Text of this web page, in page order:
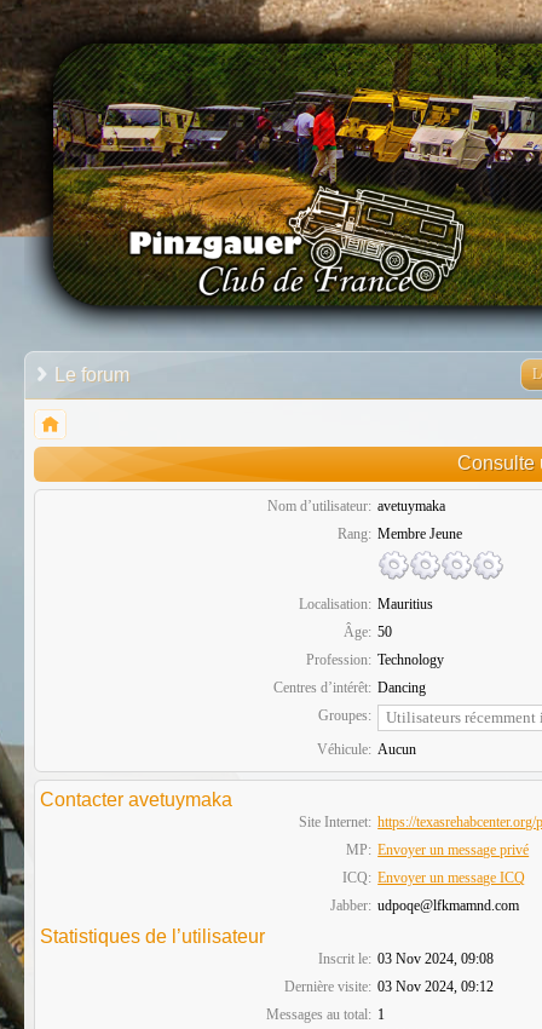
Le forum
Consulte
Nom d’utilisateur: avetuymaka
Rang: Membre Jeune
Localisation: Mauritius
Âge: 50
Profession: Technology
Centres d’intérêt: Dancing
Groupes:
Véhicule: Aucun
Contacter avetuymaka
Site Internet: https://
MP: Envoyer un message privé
ICQ: Envoyer un message ICQ
Jabber: udpoqe@lfkmamnd.com
Statistiques de l’utilisateur
Inscrit le: 03 Nov 2024, 09:08
Dernière visite: 03 Nov 2024, 09:12
Messages au total: 1